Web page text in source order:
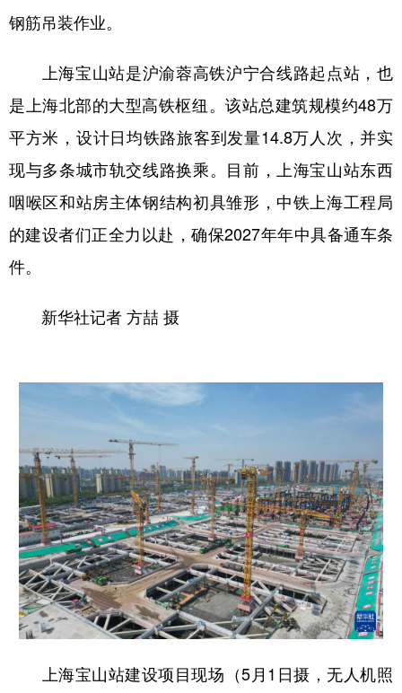
钢筋吊装作业。
上海宝山站是沪渝蓉高铁沪宁合线路起点站，也
是上海北部的大型高铁枢纽。该站总建筑规模约48万
平方米，设计日均铁路旅客到发量14.8万人次，并实
现与多条城市轨交线路换乘。目前，上海宝山站东西
咽喉区和站房主体钢结构初具雏形，中铁上海工程局
的建设者们正全力以赴，确保2027年年中具备通车条
件。
新华社记者 方喆 摄
上海宝山站建设项目现场（5月1日摄，无人机照